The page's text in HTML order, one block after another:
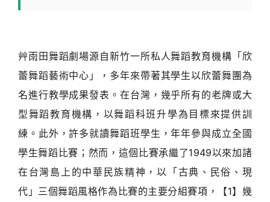
艸雨田舞蹈劇場源自新竹一所私人舞蹈教育機構「欣
蕾舞蹈藝術中心」，多年來帶著其學生以欣蕾舞團為
名進行教學成果發表。在台灣，幾乎所有的老牌或大
型舞蹈教育機構，以舞蹈科班升學為目標來提供訓
練。此外，許多就讀舞蹈班學生，年年參與成立全國
學生舞蹈比賽；然而，這個比賽承繼了1949以來加諸
在台灣島上的中華民族精神，以「古典、民俗、現
代」三個舞蹈風格作為比賽的主要分組賽項，【1】幾